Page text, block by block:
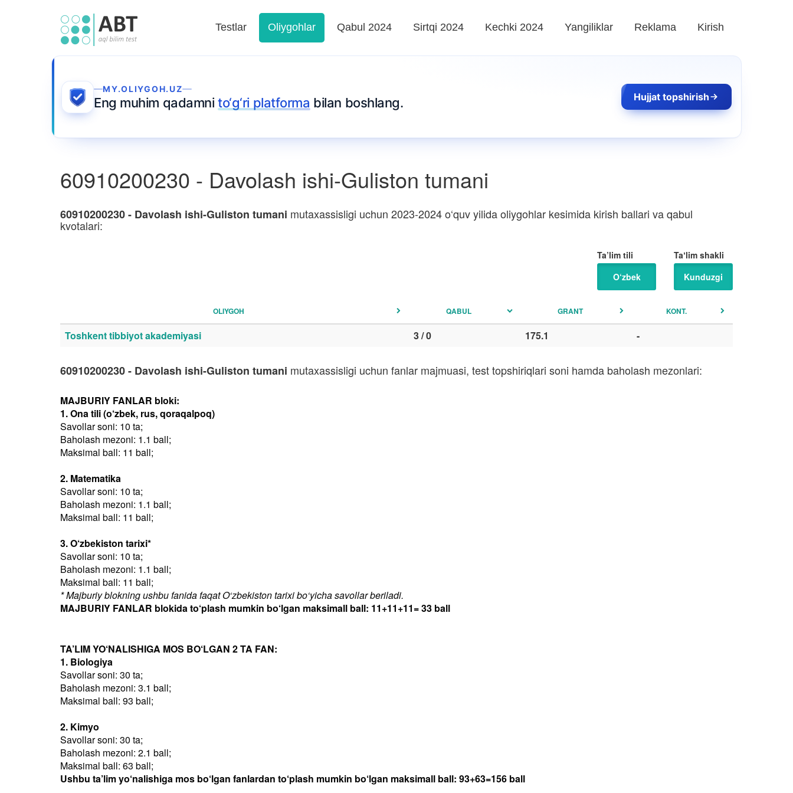
Testlar Oliygohlar Qabul 2024 Sirtqi 2024 Kechki 2024 Yangiliklar Reklama Kirish
MY.OLIYGOH.UZ
Eng muhim qadamnito‘g‘ri platforma bilan boshlang. Hujjat topshirish
60910200230 - Davolash ishi-Guliston tumani
60910200230 - Davolash ishi-Guliston tumani mutaxassisligi uchun 2023-2024 o‘quv yilida oliygohlar kesimida kirish ballari va qabul
kvotalari:
Taʼlim shakli
Kunduzgi
Ta’lim tili
O‘zbek
OLIYGOH QABUL GRANT KONT.
Toshkent tibbiyot akademiyasi 3 / 0 175.1 -
60910200230 - Davolash ishi-Guliston tumani mutaxassisligi uchun fanlar majmuasi, test topshiriqlari soni hamda baholash mezonlari:
MAJBURIY FANLAR bloki:
1. Ona tili (o‘zbek, rus, qoraqalpoq)
Savollar soni: 10 ta;
Baholash mezoni: 1.1 ball;
Maksimal ball: 11 ball;
2. Matematika
Savollar soni: 10 ta;
Baholash mezoni: 1.1 ball;
Maksimal ball: 11 ball;
3. O‘zbekiston tarixi*
Savollar soni: 10 ta;
Baholash mezoni: 1.1 ball;
Maksimal ball: 11 ball;
* Majburiy blokning ushbu fanida faqat O‘zbekiston tarixi bo‘yicha savollar beriladi.
MAJBURIY FANLAR blokida to‘plash mumkin bo‘lgan maksimall ball: 11+11+11= 33 ball
TA’LIM YO‘NALISHIGA MOS BO‘LGAN 2 TA FAN:
1. Biologiya
Savollar soni: 30 ta;
Baholash mezoni: 3.1 ball;
Maksimal ball: 93 ball;
2. Kimyo
Savollar soni: 30 ta;
Baholash mezoni: 2.1 ball;
Maksimal ball: 63 ball;
Ushbu ta’lim yo‘nalishiga mos bo‘lgan fanlardan to‘plash mumkin bo‘lgan maksimall ball: 93+63=156 ball